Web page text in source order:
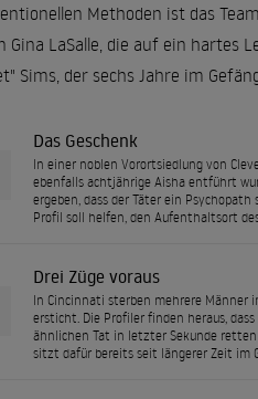
Methoden ist das
Gina LaSalle, die auf ein hartes
Sims, der sechs Jahre im
Das Geschenk
In einer noblen Vorortsiedlung von
ebenfalls achtjährige Aisha entführt
ergeben, dass der Täter ein
Profil soll helfen, den Aufenthaltsort
Drei Züge voraus
In Cincinnati sterben mehrere Männer
ersticht. Die Profiler finden heraus,
ähnlichen Tat in letzter Sekunde retten
sitzt dafür bereits seit längerer Zeit im